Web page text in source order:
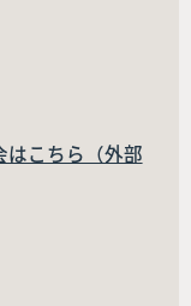
はこちら（外部